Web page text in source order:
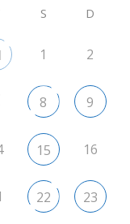
S D
1 2
8 9
15 16
22 23